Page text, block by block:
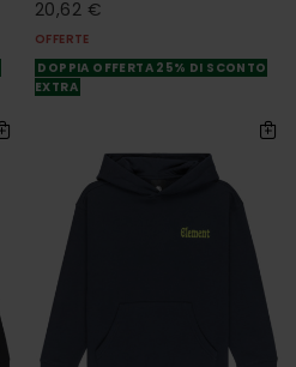
20,62 €
OFFERTE
DOPPIA OFFERTA 25% DI SCONTO
EXTRA